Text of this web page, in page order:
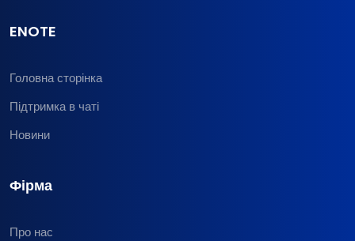
ENOTE
Головна сторінка
Підтримка в чаті
Новини
Фірма
Про нас